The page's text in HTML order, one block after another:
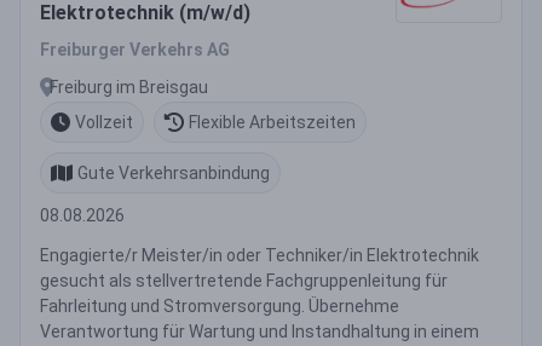
Elektrotechnik (m/w/d)
Freiburger Verkehrs AG
Freiburg im Breisgau
Vollzeit
Flexible Arbeitszeiten
Gute Verkehrsanbindung
08.08.2026
Engagierte/r Meister/in oder Techniker/in Elektrotechnik
gesucht als stellvertretende Fachgruppenleitung für
Fahrleitung und Stromversorgung. Übernehme
Verantwortung für Wartung und Instandhaltung in einem